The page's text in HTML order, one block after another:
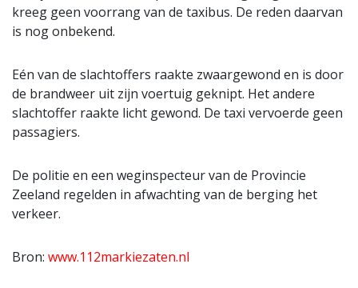
kreeg geen voorrang van de taxibus. De reden daarvan
is nog onbekend.
Eén van de slachtoffers raakte zwaargewond en is door
de brandweer uit zijn voertuig geknipt. Het andere
slachtoffer raakte licht gewond. De taxi vervoerde geen
passagiers.
De politie en een weginspecteur van de Provincie
Zeeland regelden in afwachting van de berging het
verkeer.
Bron: www.112markiezaten.nl